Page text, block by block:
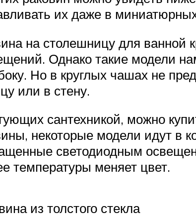
их даже в
на столешницу для
Однако такие модели
Но в круглых чашах не
или в стену.
сантехникой, можно
некоторые модели идут в
светодиодным
температуры меняет цвет.
из толстого стекла